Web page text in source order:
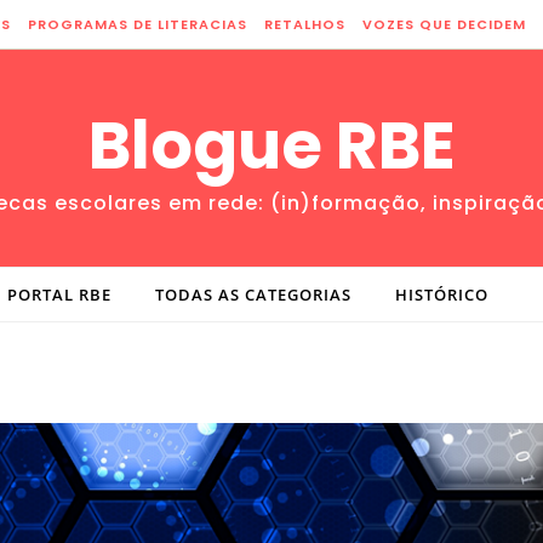
PROGRAMAS DE LITERACIAS RETALHOS VOZES QUE DECIDEM
Blogue RBE
escolares em rede: (in)formação,
PORTAL RBE TODAS AS CATEGORIAS HISTÓRICO